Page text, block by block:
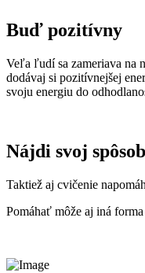
Buď pozitívny
Veľa ľudí sa zameriava na
dodávaj si pozitívnejšej
svoju energiu do
Nájdi svoj
Taktiež aj cvičenie
Pomáhať môže aj iná